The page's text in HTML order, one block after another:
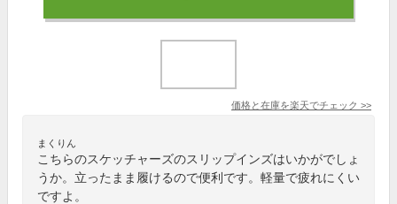
価格と在庫を楽天でチェック >>
まくりん
こちらのスケッチャーズのスリップインズはいかがでしょ
うか。立ったまま履けるので便利です。軽量で疲れにくい
ですよ。